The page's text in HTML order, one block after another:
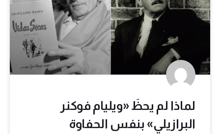
لماذا لم يحظَ «ويليام فوكنر
البرازيلي» بنفس الحفاوة